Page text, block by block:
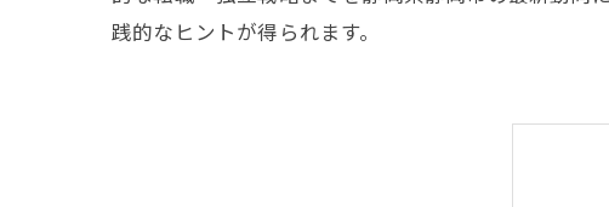
践的なヒントが得られます。